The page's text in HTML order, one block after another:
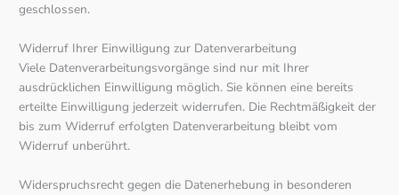
geschlossen.
Widerruf Ihrer Einwilligung zur Datenverarbeitung
Viele Datenverarbeitungsvorgänge sind nur mit Ihrer
ausdrücklichen Einwilligung möglich. Sie können eine bereits
erteilte Einwilligung jederzeit widerrufen. Die Rechtmäßigkeit der
bis zum Widerruf erfolgten Datenverarbeitung bleibt vom
Widerruf unberührt.
Widerspruchsrecht gegen die Datenerhebung in besonderen